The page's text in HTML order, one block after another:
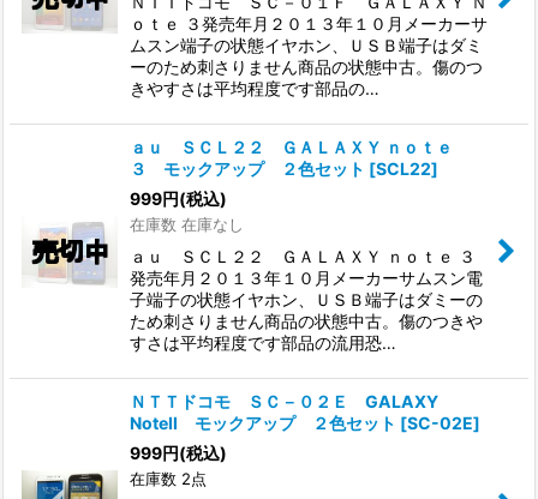
ｏｔｅ ３発売年月２０１３年１０月メーカーサ
ムスン端子の状態イヤホン、ＵＳＢ端子はダミ
ーのため刺さりません商品の状態中古。傷のつ
きやすさは平均程度です部品の…
ａｕ ＳＣＬ２２ ＧＡＬＡＸＹ ｎｏｔｅ
３ モックアップ ２色セット [SCL22]
999円(税込)
在庫数 在庫なし
ａｕ ＳＣＬ２２ ＧＡＬＡＸＹ ｎｏｔｅ ３
発売年月２０１３年１０月メーカーサムスン電
子端子の状態イヤホン、ＵＳＢ端子はダミーの
ため刺さりません商品の状態中古。傷のつきや
すさは平均程度です部品の流用恐…
ＮＴＴドコモ ＳＣ－０２Ｅ GALAXY
NoteII モックアップ ２色セット [SC-02E]
999円(税込)
在庫数 2点